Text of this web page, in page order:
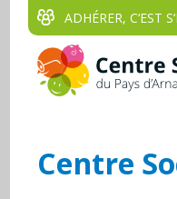
ADHÉRER, C‘EST
Centre